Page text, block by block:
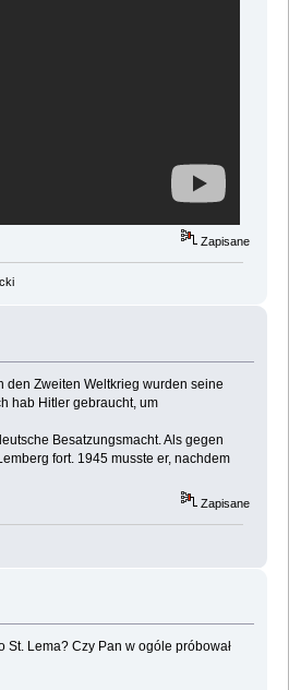
Zapisane
den Zweiten Weltkrieg wurden seine
hab Hitler gebraucht, um
Besatzungsmacht. Als gegen
fort. 1945 musste er, nachdem
Zapisane
St. Lema? Czy Pan w ogóle próbował